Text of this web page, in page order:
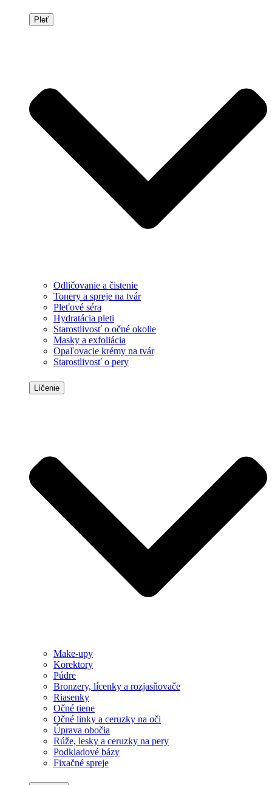
Pleť
Odličovanie a čistenie
Tonery a spreje na tvár
Pleťové séra
Hydratácia pleti
Starostlivosť o očné okolie
Masky a exfoliácia
Opaľovacie krémy na tvár
Starostlivosť o pery
Líčenie
Make-upy
Korektory
Púdre
Bronzery, lícenky a rozjasňovače
Riasenky
Očné tiene
Očné linky a ceruzky na oči
Úprava obočia
Rúže, lesky a ceruzky na pery
Podkladové bázy
Fixačné spreje